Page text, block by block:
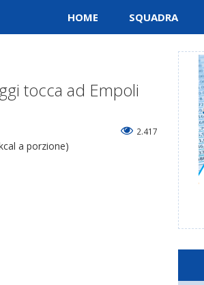
HOME SQUADRA
tocca ad Empoli
2.417
a porzione)